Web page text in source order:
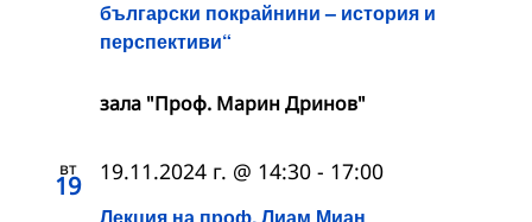
български покрайнини – история и
перспективи“
зала "Проф. Марин Дринов"
вт
19
Лекция на проф. Лиам Миан
19.11.2024 г. @ 14:30 - 17:00